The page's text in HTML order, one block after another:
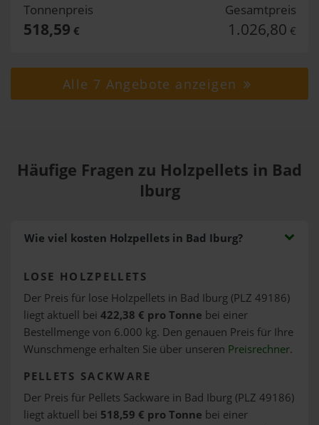
Tonnenpreis
518,59 €
Gesamtpreis
1.026,80 €
Alle 7 Angebote anzeigen
Häufige Fragen zu Holzpellets in Bad
Iburg
Wie viel kosten Holzpellets in Bad Iburg?
LOSE HOLZPELLETS
Der Preis für lose Holzpellets in Bad Iburg (PLZ 49186)
liegt aktuell bei 422,38 € pro Tonne bei einer
Bestellmenge von 6.000 kg. Den genauen Preis für Ihre
Wunschmenge erhalten Sie über unseren Preisrechner.
PELLETS SACKWARE
Der Preis für Pellets Sackware in Bad Iburg (PLZ 49186)
liegt aktuell bei 518,59 € pro Tonne bei einer